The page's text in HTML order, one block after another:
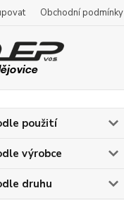
Obchodní podmínky
použití
výrobce
druhu